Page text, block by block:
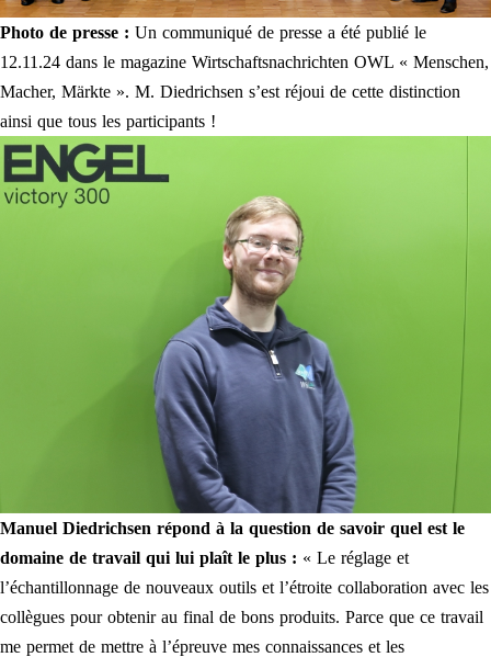
Photo de presse : Un communiqué de presse a été publié le
12.11.24 dans le magazine Wirtschaftsnachrichten OWL « Menschen,
Macher, Märkte ». M. Diedrichsen s’est réjoui de cette distinction
ainsi que tous les participants !
Manuel Diedrichsen répond à la question de savoir quel est le
domaine de travail qui lui plaît le plus : « Le réglage et
l’échantillonnage de nouveaux outils et l’étroite collaboration avec les
collègues pour obtenir au final de bons produits. Parce que ce travail
me permet de mettre à l’épreuve mes connaissances et les